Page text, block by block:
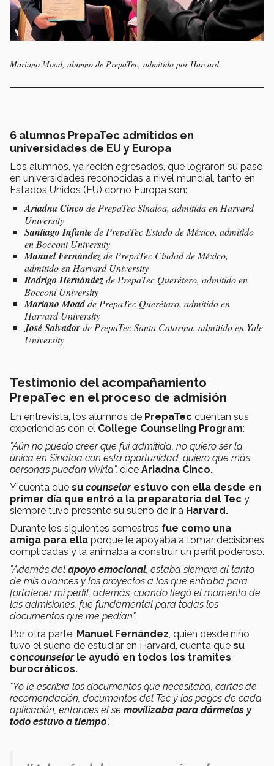
Mariano Moad, alumno de PrepaTec, admitido por Harvard
6 alumnos PrepaTec admitidos en
universidades de EU y Europa
Los alumnos, ya recién egresados, que lograron su pase
en universidades reconocidas a nivel mundial, tanto en
Estados Unidos (EU) como Europa son:
Ariadna Cinco de PrepaTec Sinaloa, admitida en Harvard
University
Santiago Infantede PrepaTec Estado de México, admitido
en Bocconi University
Manuel Fernándezde PrepaTec Ciudad de México,
admitido en Harvard University
Rodrigo Hernándezde PrepaTec Querétero, admitido en
Bocconi University
Mariano Moadde PrepaTec Querétaro, admitido en
Harvard University
José Salvadorde PrepaTec Santa Catarina, admitido en Yale
University
Testimonio del acompañamiento
PrepaTec en el proceso de admisión
En entrevista, los alumnos de PrepaTec cuentan sus
experiencias con el College Counseling Program:
"Aún no puedo creer que fui admitida, no quiero ser la
única en Sinaloa con esta oportunidad, quiero que más
personas puedan vivirla", dice Ariadna Cinco.
Y cuenta que su counselorestuvo con ella desde en
primer día que entró a la preparatoria del Tec y
siempre tuvo presente su sueño de ir a Harvard.
Durante los siguientes semestres fue como una
amiga para ella porque le apoyaba a tomar decisiones
complicadas y la animaba a construir un perfil poderoso.
"Además del apoyo emocional, estaba siempre al tanto
de mis avances y los proyectos a los que entraba para
fortalecer mi perfil, además, cuando llegó el momento de
las admisiones, fue fundamental para todas los
documentos que me pedían".
Por otra parte, Manuel Fernández, quien desde niño
tuvo el sueño de estudiar en Harvard, cuenta que su
concounselorle ayudó en todos los tramites
burocráticos.
"Yo le escribía los documentos que necesitaba, cartas de
recomendación, documentos del Tec y los pagos de cada
aplicación, entonces él se movilizaba para dármelos y
todo estuvo a tiempo".